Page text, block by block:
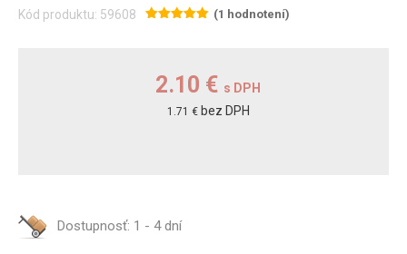
Kód produktu: 59608 (1 hodnotení)
2.10 € s DPH
1.71 € bez DPH
Dostupnosť: 1 - 4 dní